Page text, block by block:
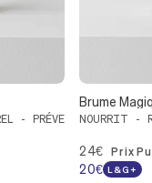
- PRÉVENTION -
Brume
NOURRIT -
24€Prix
20€ L&G+